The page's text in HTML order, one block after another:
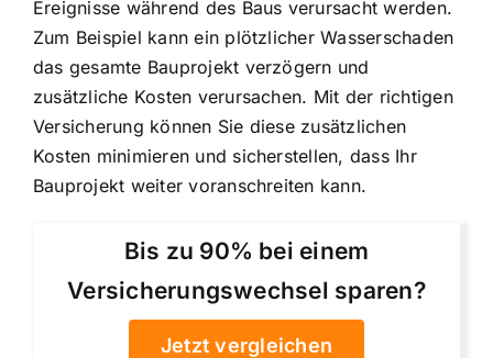
Ereignisse während des Baus verursacht werden.
Zum Beispiel kann ein plötzlicher Wasserschaden
das gesamte Bauprojekt verzögern und
zusätzliche Kosten verursachen. Mit der richtigen
Versicherung können Sie diese zusätzlichen
Kosten minimieren und sicherstellen, dass Ihr
Bauprojekt weiter voranschreiten kann.
Bis zu 90% bei einem
Versicherungswechsel sparen?
Jetzt vergleichen